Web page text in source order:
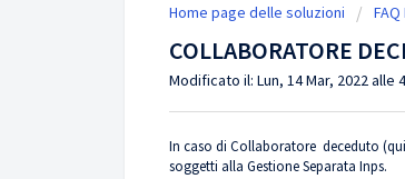
Home page delle soluzioni
COLLABORATORE
Modificato il: Lun, 14 Mar, 2022 alle
In caso di Collaboratore deceduto
soggetti alla Gestione Separata Inps.